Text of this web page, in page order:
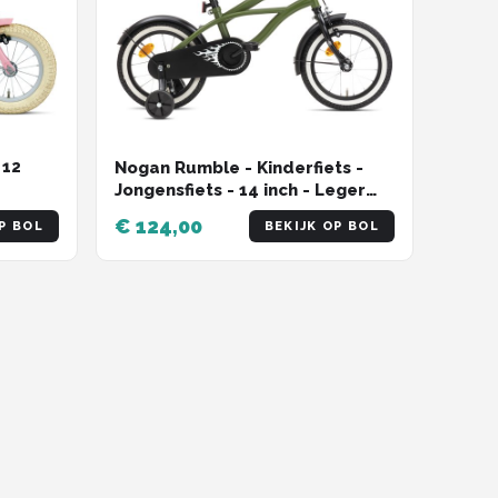
-
BOL
Nogan Rumble - Kinderfiets -
Jongensfiets - 14 inch - Leger
€ 124,00 BEKIJK OP BOL